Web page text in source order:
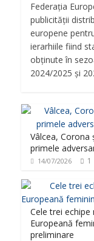
Federația
publicității
europene
ierarhiile fiind
obținute în
2024/2025 și
Vâlcea, Corona
primele
14/07/2026 1
Cele trei
Europeană
preliminare